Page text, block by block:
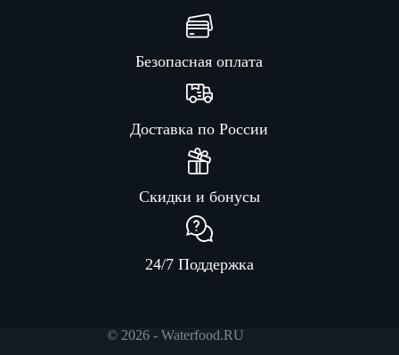
Безопасная оплата
Доставка по России
Скидки и бонусы
24/7 Поддержка
© 2026 - Waterfood.RU